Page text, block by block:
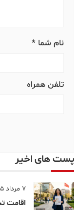
نام شما *
تلفن همراه
پست های اخیر
7 مرداد 1405
اقامت